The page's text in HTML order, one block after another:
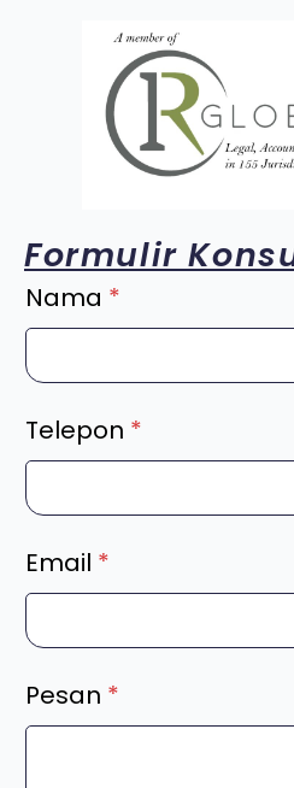
Formulir
Nama *
Telepon *
Email *
Pesan *